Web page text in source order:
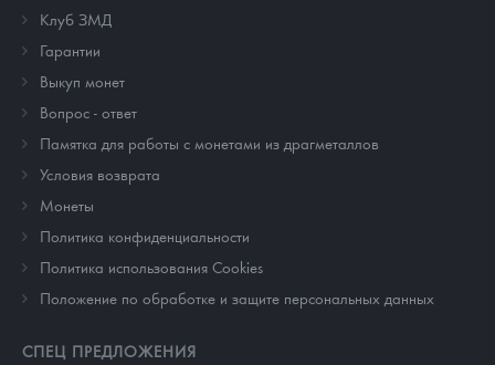
Клуб ЗМД
Гарантии
Выкуп монет
Вопрос - ответ
Памятка для работы с монетами из драгметаллов
Условия возврата
Монеты
Политика конфиденциальности
Политика использования Cookies
Положение по обработке и защите персональных данных
СПЕЦ ПРЕДЛОЖЕНИЯ